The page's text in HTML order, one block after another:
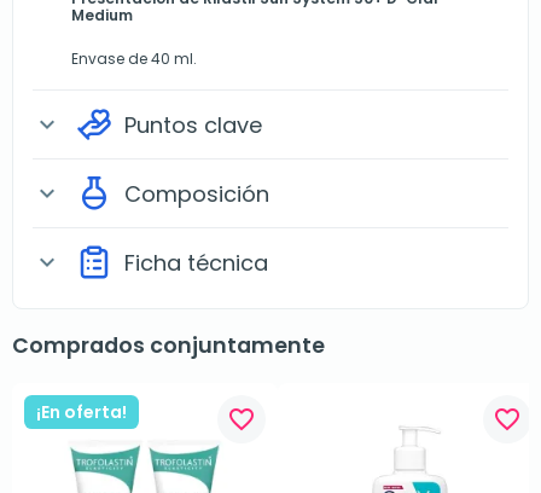
Medium
Envase de 40 ml.
expand_more Puntos clave
expand_more Composición
expand_more Ficha técnica
Comprados conjuntamente
¡En oferta! favorite_border favorite_border